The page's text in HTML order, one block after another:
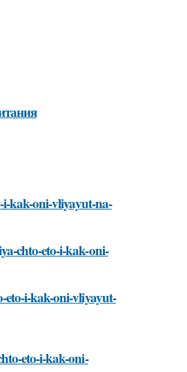
i-kak-oni-vliyayut-na-
chto-eto-i-kak-oni-
eto-i-kak-oni-vliyayut-
eto-i-kak-oni-